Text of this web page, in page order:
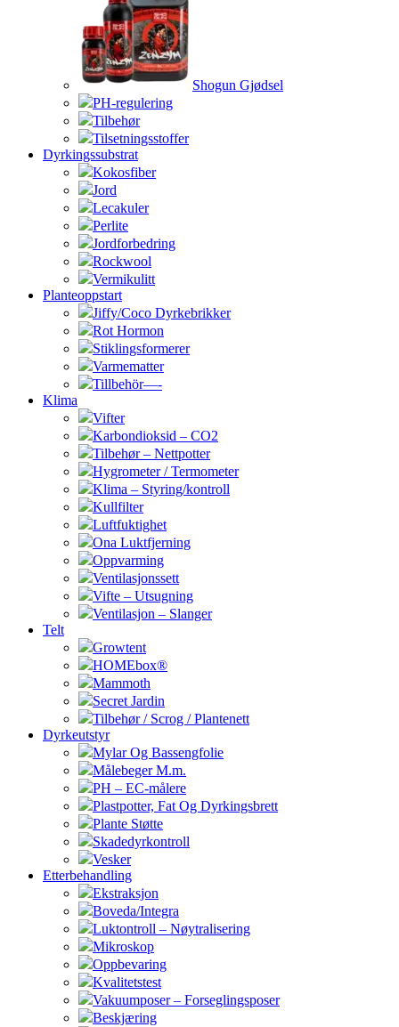
Shogun Gjødsel
PH-regulering
Tilbehør
Tilsetningsstoffer
Dyrkingssubstrat
Kokosfiber
Jord
Lecakuler
Perlite
Jordforbedring
Rockwool
Vermikulitt
Planteoppstart
Jiffy/Coco Dyrkebrikker
Rot Hormon
Stiklingsformerer
Varmematter
Tillbehör—-
Klima
Vifter
Karbondioksid – CO2
Tilbehør – Nettpotter
Hygrometer / Termometer
Klima – Styring/kontroll
Kullfilter
Luftfuktighet
Ona Luktfjerning
Oppvarming
Ventilasjonssett
Vifte – Utsugning
Ventilasjon – Slanger
Telt
Growtent
HOMEbox®
Mammoth
Secret Jardin
Tilbehør / Scrog / Plantenett
Dyrkeutstyr
Mylar Og Bassengfolie
Målebeger M.m.
PH – EC-målere
Plastpotter, Fat Og Dyrkingsbrett
Plante Støtte
Skadedyrkontroll
Vesker
Etterbehandling
Ekstraksjon
Boveda/Integra
Luktontroll – Nøytralisering
Mikroskop
Oppbevaring
Kvalitetstest
Vakuumposer – Forseglingsposer
Beskjæring